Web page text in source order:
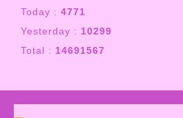
Today : 4771
Yesterday : 10299
Total : 14691567